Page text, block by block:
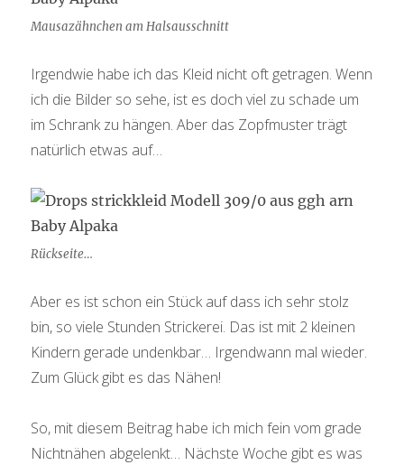
Mausazähnchen am Halsausschnitt
Irgendwie habe ich das Kleid nicht oft getragen. Wenn
ich die Bilder so sehe, ist es doch viel zu schade um
im Schrank zu hängen. Aber das Zopfmuster trägt
natürlich etwas auf…
Rückseite…
Aber es ist schon ein Stück auf dass ich sehr stolz
bin, so viele Stunden Strickerei. Das ist mit 2 kleinen
Kindern gerade undenkbar… Irgendwann mal wieder.
Zum Glück gibt es das Nähen!
So, mit diesem Beitrag habe ich mich fein vom grade
Nichtnähen abgelenkt… Nächste Woche gibt es was